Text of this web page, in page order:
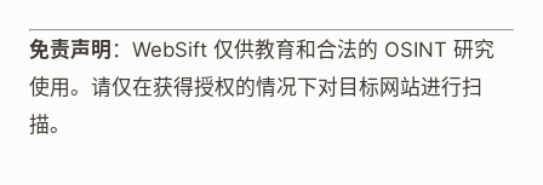
免责声明 ：WebSift 仅供教育和合法的 OSINT 研究
使用。请仅在获得授权的情况下对目标网站进行扫
描。